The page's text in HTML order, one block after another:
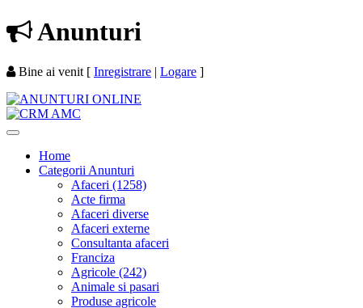
Anunturi
Bine ai venit [ Inregistrare | Logare ]
Home
Categorii Anunturi
Afaceri (1258)
Acte firma
Afaceri diverse
Afaceri externe
Consultanta afaceri
Franciza
Agricole (242)
Animale si pasari
Produse agricole